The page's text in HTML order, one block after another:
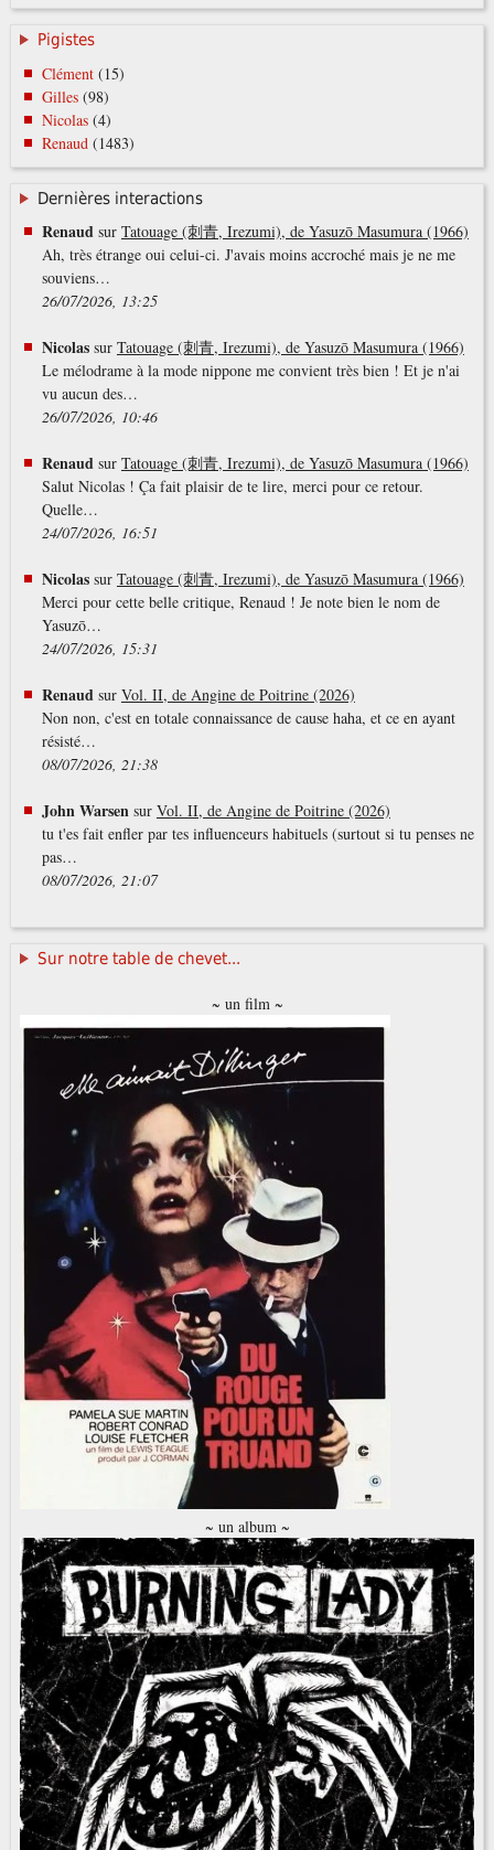
Pigistes
Clément(15)
Gilles(98)
Nicolas(4)
Renaud (1483)
Dernières interactions
Renaudsur Tatouage (刺青, Irezumi), de Yasuzō Masumura (1966)
Ah, très étrange oui celui-ci. J'avais moins accroché mais je ne me
souviens…
26/07/2026, 13:25
Nicolassur Tatouage (刺青, Irezumi), de Yasuzō Masumura (1966)
Le mélodrame à la mode nippone me convient très bien ! Et je n'ai
vu aucun des…
26/07/2026, 10:46
Renaudsur Tatouage (刺青, Irezumi), de Yasuzō Masumura (1966)
Salut Nicolas ! Ça fait plaisir de te lire, merci pour ce retour.
Quelle…
24/07/2026, 16:51
Nicolassur Tatouage (刺青, Irezumi), de Yasuzō Masumura (1966)
Merci pour cette belle critique, Renaud ! Je note bien le nom de
Yasuzō…
24/07/2026, 15:31
Renaudsur Vol. II, de Angine de Poitrine (2026)
Non non, c'est en totale connaissance de cause haha, et ce en ayant
résisté…
08/07/2026, 21:38
John Warsensur Vol. II, de Angine de Poitrine (2026)
tu t'es fait enfler par tes influenceurs habituels (surtout si tu penses ne
pas…
08/07/2026, 21:07
Sur notre table de chevet...
~ un film ~
~ un album ~